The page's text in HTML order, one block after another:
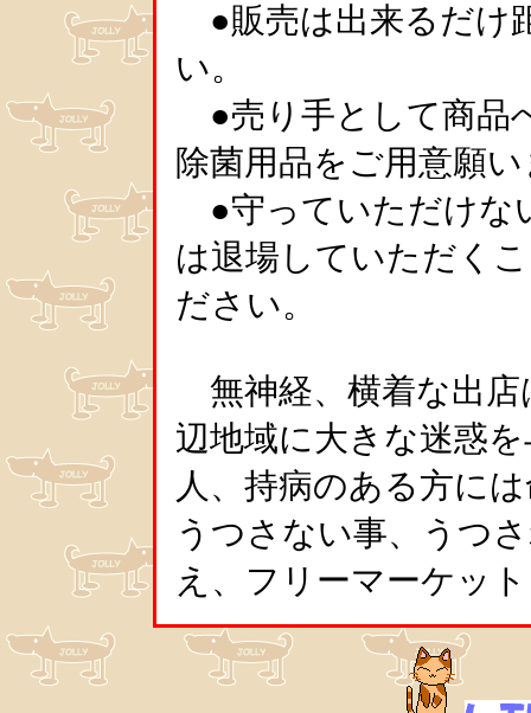
●販売は出来るだけ
い。
●売り手として商品
除菌用品をご用意願
●守っていただけな
は退場していただく
ださい。
無神経、横着な出店
辺地域に大きな迷惑
人、持病のある方に
うつさない事、うつ
え、フリーマーケッ